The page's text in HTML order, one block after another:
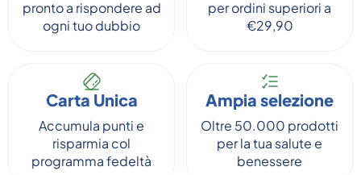
pronto a rispondere ad
ogni tuo dubbio
per ordini superiori a
€29,90
Carta Unica
Accumula punti e
risparmia col
programma fedeltà
Ampia selezione
Oltre 50.000 prodotti
per la tua salute e
benessere